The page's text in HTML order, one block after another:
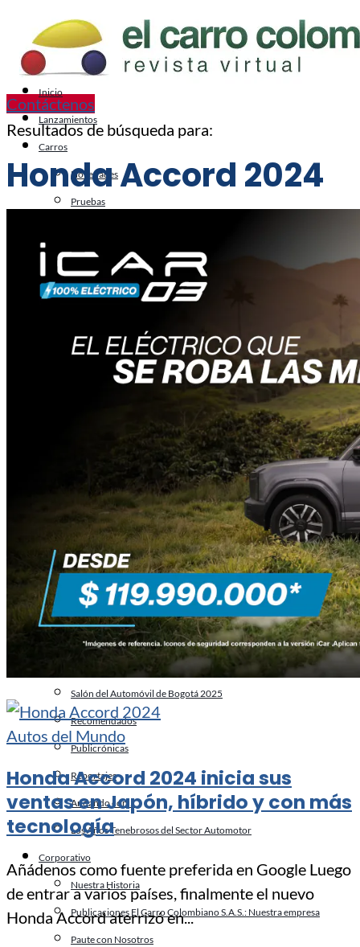
Contáctenos
Inicio
Lanzamientos
Carros
Novedades
Pruebas
Autos del Mundo
Clásicos Colombianos
Dos Ruedas
Mercado Automotor Colombiano
A usted le interesa
Transporte
Automovilismo
Virales
Especiales
El Carro del Año 2025 en Colombia
Salón del Automóvil de Bogotá 2025
Recomendados
Publicrónicas
Reportajes
Andando con…
Los Años Tenebrosos del Sector Automotor
Corporativo
Nuestra Historia
Publicaciones El Carro Colombiano S.A.S.: Nuestra empresa
Paute con Nosotros
Resultados de búsqueda para:
Honda Accord 2024
Autos del Mundo
Honda Accord 2024 inicia sus
ventas en Japón, híbrido y con más
tecnología
Añádenos como fuente preferida en Google Luego
de entrar a varios países, finalmente el nuevo
Honda Accord aterrizó en...